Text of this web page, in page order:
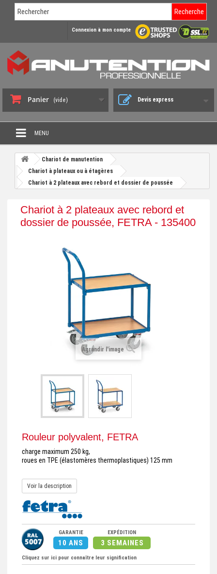
Recherche
Connexion à mon compte
Panier (vide) Devis express
MENU
PROMO DÉSTOCKAGE
CHARIOT DE MANUTENTION
+
BENNE BASCULANTE
ROULEUR ET PLATEAU ROULANT
TRANSPALETTE ET PALETTAGE
GERBEUR ET CRIC INDUSTRIEL
Chariot de manutention
Chariot à plateaux ou à étagères
Chariot à 2 plateaux avec rebord et dossier de poussée
Chariot à 2 plateaux avec rebord et
dossier de poussée, FETRA - 135400
Agrandir l'image
Rouleur polyvalent, FETRA
charge maximum 250 kg,
roues en TPE (élastomères thermoplastiques) 125 mm
Voir la description
GARANTIE
10 ANS
EXPÉDITION
3 SEMAINES
Cliquez sur ici pour connaître leur signification